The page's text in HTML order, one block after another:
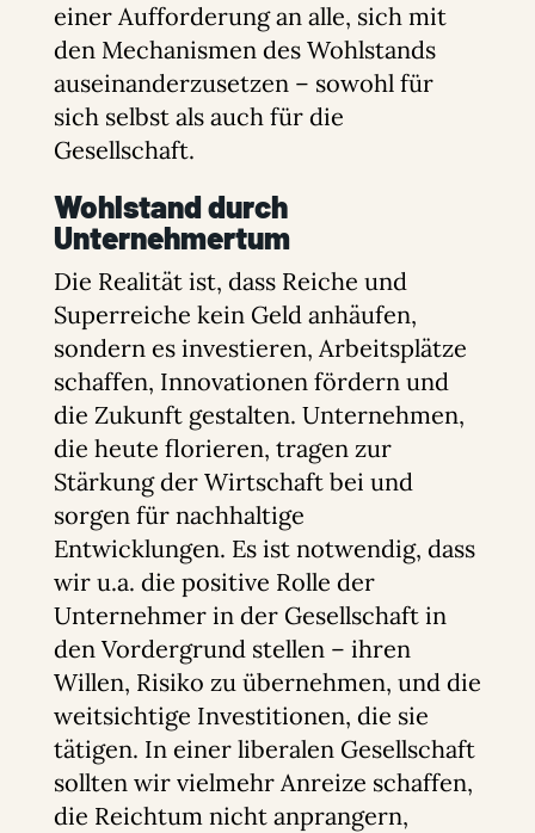
einer Aufforderung an alle, sich mit
den Mechanismen des Wohlstands
auseinanderzusetzen – sowohl für
sich selbst als auch für die
Gesellschaft.
Wohlstand durch
Unternehmertum
Die Realität ist, dass Reiche und
Superreiche kein Geld anhäufen,
sondern es investieren, Arbeitsplätze
schaffen, Innovationen fördern und
die Zukunft gestalten. Unternehmen,
die heute florieren, tragen zur
Stärkung der Wirtschaft bei und
sorgen für nachhaltige
Entwicklungen. Es ist notwendig, dass
wir u.a. die positive Rolle der
Unternehmer in der Gesellschaft in
den Vordergrund stellen – ihren
Willen, Risiko zu übernehmen, und die
weitsichtige Investitionen, die sie
tätigen. In einer liberalen Gesellschaft
sollten wir vielmehr Anreize schaffen,
die Reichtum nicht anprangern,